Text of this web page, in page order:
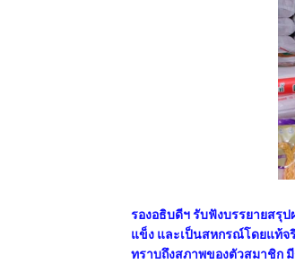
รองอธิบดีฯ รับฟังบรรยายสรุ
แข็ง และเป็นสหกรณ์โดยแท้จ
ทราบถึงสภาพของตัวสมาชิก